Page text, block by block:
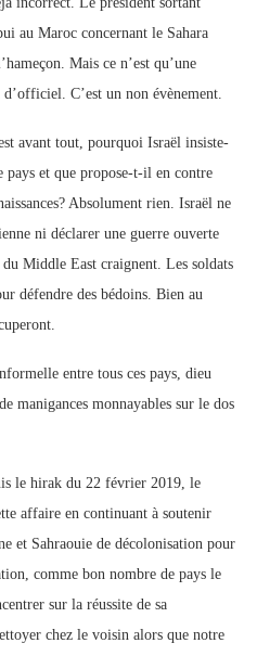
au Maroc concernant le Sahara
Mais ce n’est qu’une
C’est un non évènement.
avant tout, pourquoi Israël insiste-
pays et que propose-t-il en contre
Absolument rien. Israël ne
ni déclarer une guerre ouverte
Middle East craignent. Les soldats
défendre des bédoins. Bien au
entre tous ces pays, dieu
manigances monnayables sur le dos
le hirak du 22 février 2019, le
affaire en continuant à soutenir
et Sahraouie de décolonisation pour
comme bon nombre de pays le
sur la réussite de sa
chez le voisin alors que notre